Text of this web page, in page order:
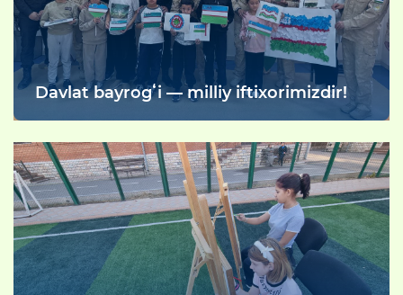
Davlat bayrogʻi — milliy iftixorimizdir!